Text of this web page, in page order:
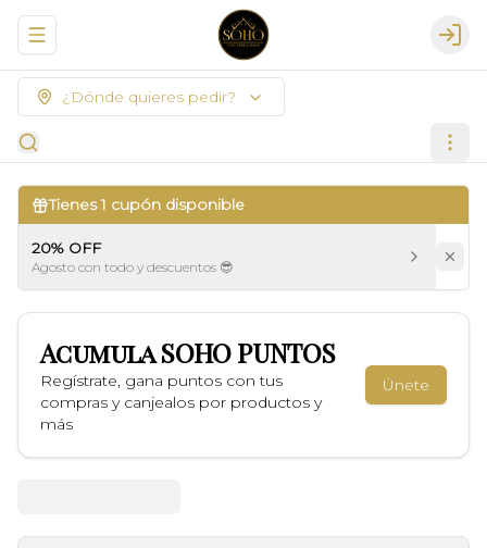
Abrir menu de navegación
¿Dónde quieres pedir?
Tienes1 cupón disponible
20% OFF
Agosto con todo y descuentos 😎
AcumulaSOHO PUNTOS
Regístrate, gana puntos con tus
compras y canjealos por productos y
más
Únete